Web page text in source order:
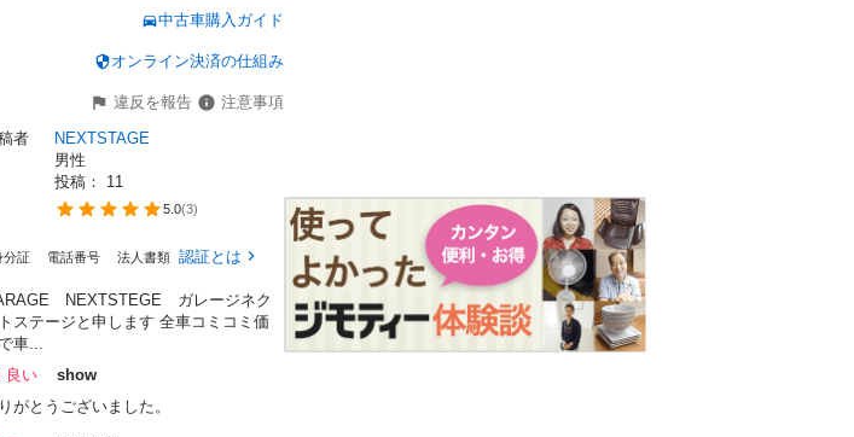
中古車購入ガイド
オンライン決済の仕組み
違反を報告
注意事項
者
NEXTSTAGE
男性
投稿： 11
5.0(3)
分証 電話番号 法人書類 認証とは
NEXTSTEGE ガレージネク
ステージと申します 全車コミコミ価
車...
良い
show
がとうございました。